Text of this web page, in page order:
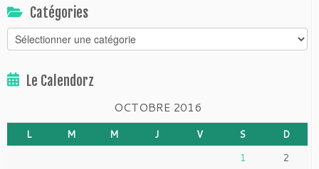
Catégories
Catégories
Le Calendorz
OCTOBRE 2016
L M M J V S
D
1
2